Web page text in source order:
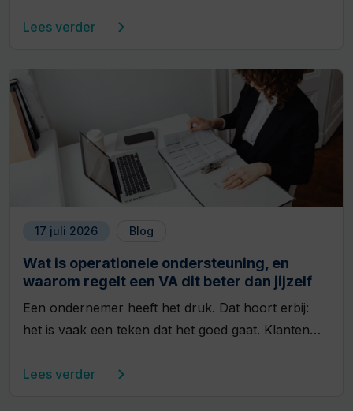
Lees verder
17 juli 2026 Blog
Wat is operationele ondersteuning, en
waarom regelt een VA dit beter dan jijzelf
Een ondernemer heeft het druk. Dat hoort erbij:
het is vaak een teken dat het goed gaat. Klanten…
Lees verder